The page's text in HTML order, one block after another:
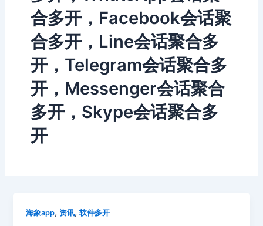
合多开，Facebook会话聚
合多开，Line会话聚合多
开，Telegram会话聚合多
开，Messenger会话聚合
多开，Skype会话聚合多
开
海象app,资讯,软件多开